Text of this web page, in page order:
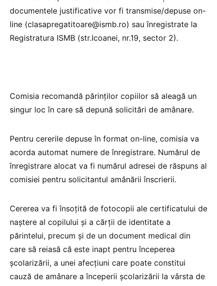
documentele justificative vor fi transmise/depuse on-
line (clasapregatitoare@ismb.ro) sau înregistrate la
Registratura ISMB (str.Icoanei, nr.19, sector 2).
Comisia recomandă părinților copiilor să aleagă un
singur loc în care să depună solicitări de amânare.
Pentru cererile depuse în format on-line, comisia va
acorda automat numere de înregistrare. Numărul de
înregistrare alocat va fi numărul adresei de răspuns al
comisiei pentru solicitantul amânării înscrierii.
Cererea va fi însoțită de fotocopii ale certificatului de
naștere al copilului și a cărții de identitate a
părintelui, precum și de un document medical din
care să reiasă că este inapt pentru începerea
școlarizării, a unei afecțiuni care poate constitui
cauză de amânare a începerii școlarizării la vârsta de